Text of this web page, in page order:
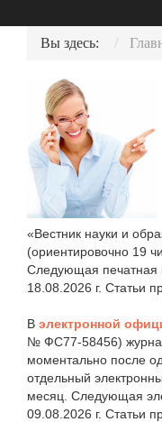
Вы здесь:
«Вестник науки и
(ориентировочно 19
Следующая печатная
18.08.2026 г. Статьи
В электронной
№ ФС77-58456)
моментально после
отдельный
месяц. Следующая
09.08.2026 г. Статьи